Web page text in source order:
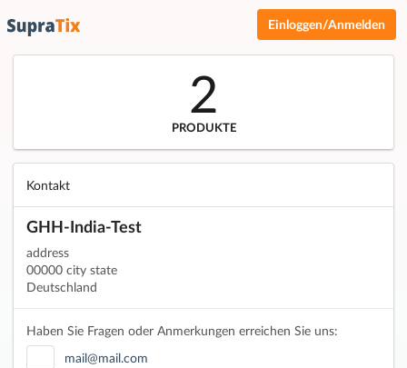
Einloggen/Anmelden
2
PRODUKTE
Kontakt
GHH-India-Test
address
00000 city state
Deutschland
Haben Sie Fragen oder Anmerkungen erreichen Sie uns:
mail@mail.com